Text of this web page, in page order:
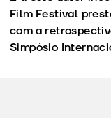
Film Festival
com a
Simpósio